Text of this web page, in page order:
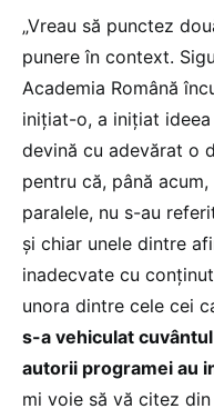
„Vreau să punctez
punere în context.
Academia Română
inițiat-o, a inițiat
devină cu adevărat o
pentru că, până
paralele, nu s-au
și chiar unele dintre
inadecvate cu
unora dintre cele cei
s-a vehiculat
autorii programei au
mi voie să vă citez